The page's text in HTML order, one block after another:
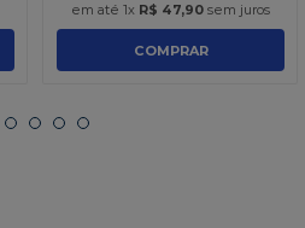
em até 1x R$ 47,90sem juros
COMPRAR